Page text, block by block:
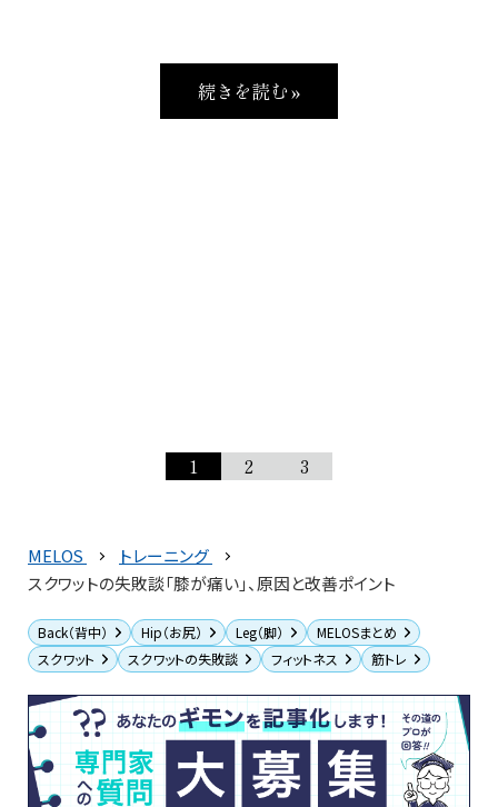
続きを読む »
1 2 3
MELOS
トレーニング
スクワットの失敗談「膝が痛い」、原因と改善ポイント
Back（背中） Hip（お尻） Leg（脚）
MELOSまとめ
スクワット
スクワットの失敗談 フィットネス 筋トレ